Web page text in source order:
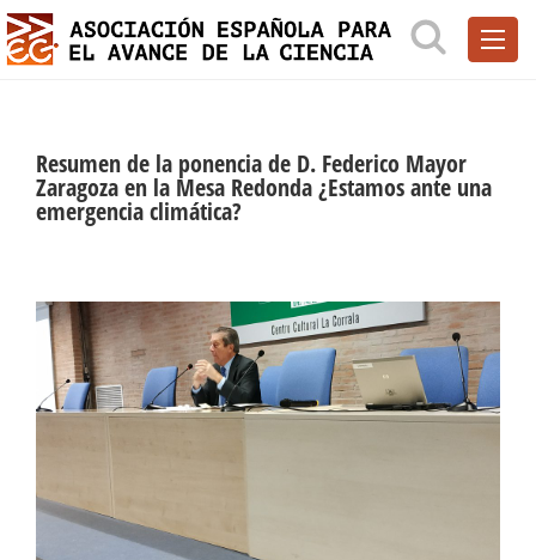
Resumen de la ponencia de D. Federico Mayor
Zaragoza en la Mesa Redonda ¿Estamos ante una
emergencia climática?